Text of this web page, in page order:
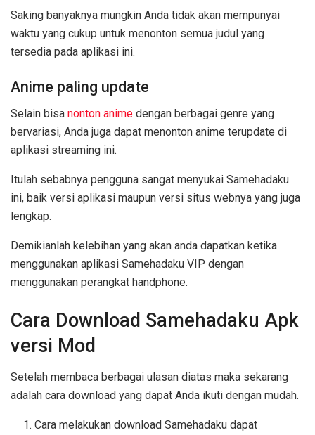
Saking banyaknya mungkin Anda tidak akan mempunyai
waktu yang cukup untuk menonton semua judul yang
tersedia pada aplikasi ini.
Anime paling update
Selain bisa nonton anime dengan berbagai genre yang
bervariasi, Anda juga dapat menonton anime terupdate di
aplikasi streaming ini.
Itulah sebabnya pengguna sangat menyukai Samehadaku
ini, baik versi aplikasi maupun versi situs webnya yang juga
lengkap.
Demikianlah kelebihan yang akan anda dapatkan ketika
menggunakan aplikasi Samehadaku VIP dengan
menggunakan perangkat handphone.
Cara Download Samehadaku Apk
versi Mod
Setelah membaca berbagai ulasan diatas maka sekarang
adalah cara download yang dapat Anda ikuti dengan mudah.
Cara melakukan download Samehadaku dapat